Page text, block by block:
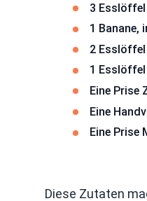
3
1 Banane,
2 Esslöffel
1
Eine Prise
Eine
Eine Prise
Diese Zutaten